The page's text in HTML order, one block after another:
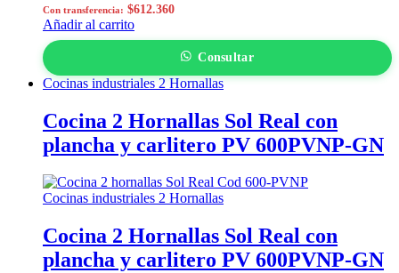
Con transferencia: $612.360
Añadir al carrito
Consultar
Cocinas industriales 2 Hornallas
Cocina 2 Hornallas Sol Real con
plancha y carlitero PV 600PVNP-GN
Cocinas industriales 2 Hornallas
Cocina 2 Hornallas Sol Real con
plancha y carlitero PV 600PVNP-GN